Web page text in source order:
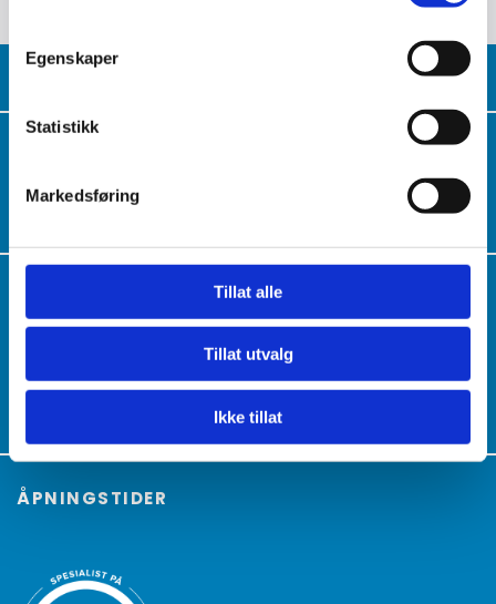
Egenskaper
Statistikk
Markedsføring
Tillat alle
Tillat utvalg
Ikke tillat
Luketoppen 7
 949 85 866
post@jtkrorservice.no
ÅPNINGSTIDER